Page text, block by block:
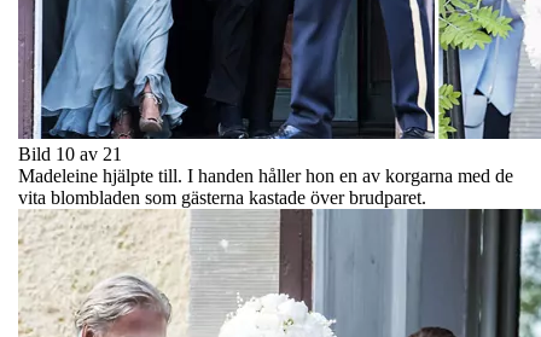
Bild 10 av 21
Madeleine hjälpte till. I handen håller hon en av korgarna med de
vita blombladen som gästerna kastade över brudparet.